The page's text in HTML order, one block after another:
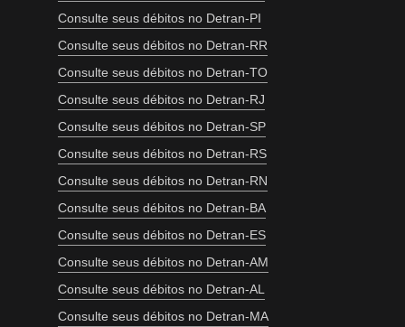
Consulte seus débitos no Detran-PI
Consulte seus débitos no Detran-RR
Consulte seus débitos no Detran-TO
Consulte seus débitos no Detran-RJ
Consulte seus débitos no Detran-SP
Consulte seus débitos no Detran-RS
Consulte seus débitos no Detran-RN
Consulte seus débitos no Detran-BA
Consulte seus débitos no Detran-ES
Consulte seus débitos no Detran-AM
Consulte seus débitos no Detran-AL
Consulte seus débitos no Detran-MA